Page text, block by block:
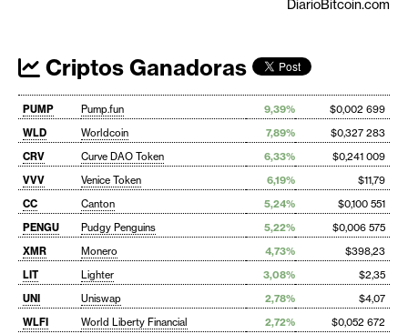
DiarioBitcoin.com
Criptos Ganadoras
PUMP Pump.fun 9,39%
$0,002 699
WLD
Worldcoin 7,89%
$0,327 283
CRV
Curve DAO Token 6,33%
$0,241 009
VVV
Venice Token 6,19%
$11,79
CC
Canton 5,24%
$0,100 551
PENGU
Pudgy Penguins 5,22%
$0,006 575
XMR
Monero 4,73%
$398,23
LIT
Lighter 3,08%
$2,35
UNI
Uniswap 2,78%
$4,07
WLFI
World Liberty Financial 2,72% $0,052 672